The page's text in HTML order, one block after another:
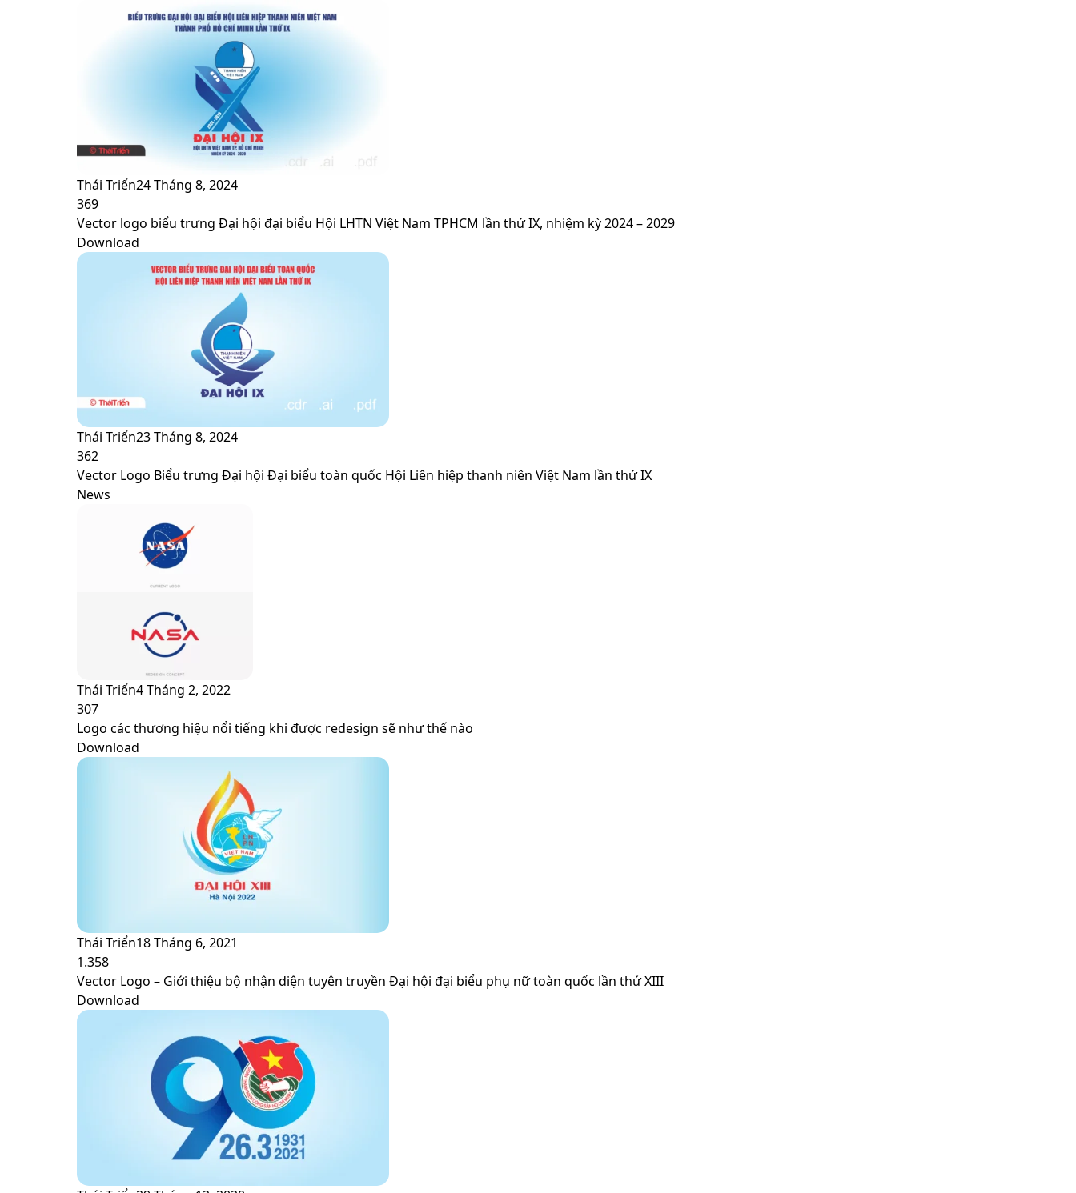
Thái Triển24 Tháng 8, 2024
369
Vector logo biểu trưng Đại hội đại biểu Hội LHTN Việt Nam TPHCM lần thứ IX, nhiệm kỳ 2024 – 2029
Download
Thái Triển23 Tháng 8, 2024
362
Vector Logo Biểu trưng Đại hội Đại biểu toàn quốc Hội Liên hiệp thanh niên Việt Nam lần thứ IX
News
Thái Triển4 Tháng 2, 2022
307
Logo các thương hiệu nổi tiếng khi được redesign sẽ như thế nào
Download
Thái Triển18 Tháng 6, 2021
1.358
Vector Logo – Giới thiệu bộ nhận diện tuyên truyền Đại hội đại biểu phụ nữ toàn quốc lần thứ XIII
Download